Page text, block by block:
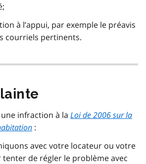
à l’appui, par exemple le préavis
courriels pertinents.
infraction à la Loi de 2006 sur la
:
avec votre locateur ou votre
de régler le problème avec